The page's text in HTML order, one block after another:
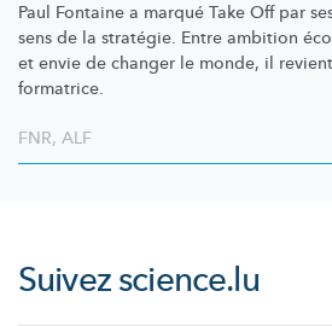
Paul Fontaine a marqué Take Off par
sens de la stratégie. Entre ambition
et envie de changer le monde, il
formatrice.
FNR, ALF
Suivezscience.lu